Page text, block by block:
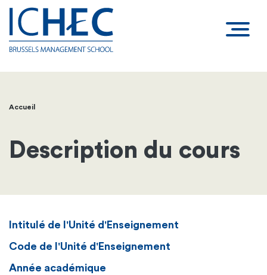
Fil
d'Ariane
Accueil
Description du cours
Intitulé de l'Unité d'Enseignement
Code de l'Unité d'Enseignement
Année académique